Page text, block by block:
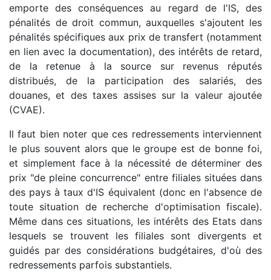
emporte des conséquences au regard de l'IS, des
pénalités de droit commun, auxquelles s'ajoutent les
pénalités spécifiques aux prix de transfert (notamment
en lien avec la documentation), des intérêts de retard,
de la retenue à la source sur revenus réputés
distribués, de la participation des salariés, des
douanes, et des taxes assises sur la valeur ajoutée
(CVAE).
Il faut bien noter que ces redressements interviennent
le plus souvent alors que le groupe est de bonne foi,
et simplement face à la nécessité de déterminer des
prix "de pleine concurrence" entre filiales situées dans
des pays à taux d'IS équivalent (donc en l'absence de
toute situation de recherche d'optimisation fiscale).
Même dans ces situations, les intérêts des Etats dans
lesquels se trouvent les filiales sont divergents et
guidés par des considérations budgétaires, d'où des
redressements parfois substantiels.